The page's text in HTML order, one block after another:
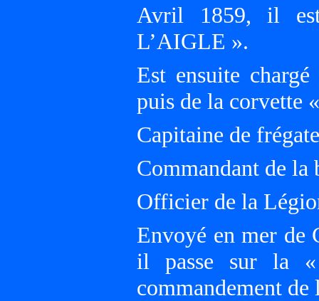
Avril 1859, il
L’AIGLE ».
Est ensuite
puis de la corvette
Capitaine de
Commandant de
Officier de la
Envoyé en mer de
il passe sur la
commandement